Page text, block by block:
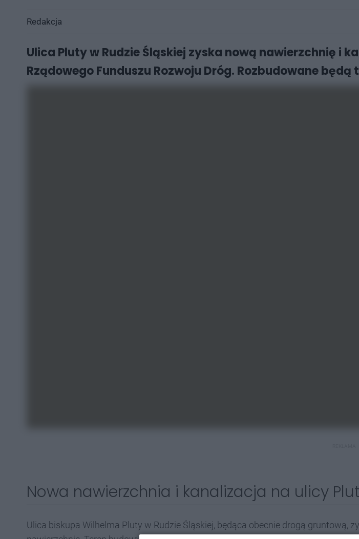
Redakcja
Ulica Pluty w Rudzie Śląskiej zyska nową nawierzchnię i
Rządowego Funduszu Rozwoju Dróg. Rozbudowane będą
Nowa nawierzchnia i kanalizacja na ulicy
Ulica biskupa Wilhelma Pluty w Rudzie Śląskiej, będąca obecnie drogą gruntową,